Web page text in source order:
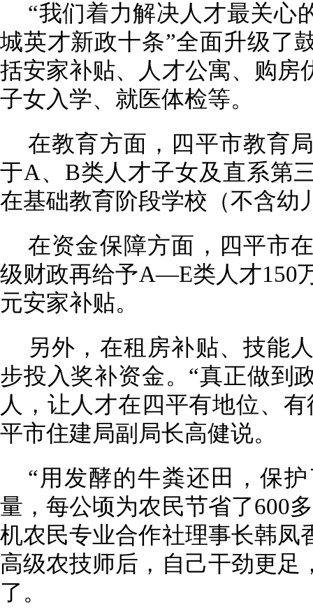
“我们着力解决人才最关心
城英才新政十条”全面升级了
括安家补贴、人才公寓、购房
子女入学、就医体检等。
在教育方面，四平市教育
于A、B类人才子女及直系第
在基础教育阶段学校（不含幼
在资金保障方面，四平市
级财政再给予A—E类人才150
元安家补贴。
另外，在租房补贴、技能
步投入奖补资金。“真正做到
人，让人才在四平有地位、
平市住建局副局长高健说。
“用发酵的牛粪还田，保
量，每公顷为农民节省了600
机农民专业合作社理事长韩凤
高级农技师后，自己干劲更足
了。